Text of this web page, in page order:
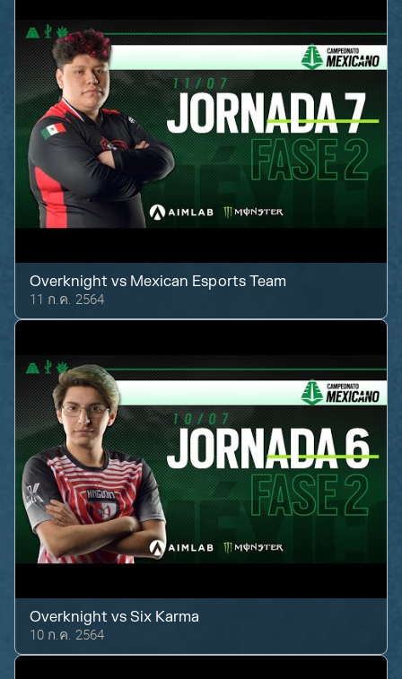
Overknight vs Mexican Esports Team
11 ก.ค. 2564
Overknight vsSix Karma
10 ก.ค. 2564